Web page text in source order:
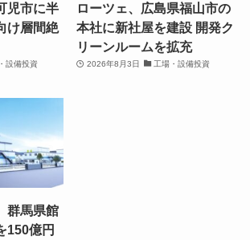
児市に半
け層間絶
設備投資
ローツェ、広島県福山市の
本社に新社屋を建設 開発ク
リーンルームを拡充
2026年8月3日 工場・設備投資
群馬県館
150億円